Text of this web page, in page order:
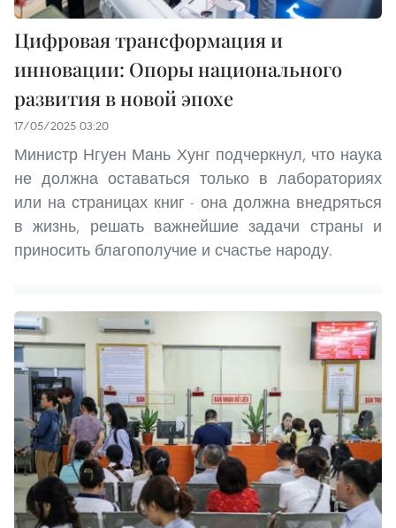
Цифровая трансформация и
инновации: Опоры национального
развития в новой эпохе
17/05/2025 03:20
Министр Нгуен Мань Хунг подчеркнул, что наука
не должна оставаться только в лабораториях
или на страницах книг - она должна внедряться
в жизнь, решать важнейшие задачи страны и
приносить благополучие и счастье народу.